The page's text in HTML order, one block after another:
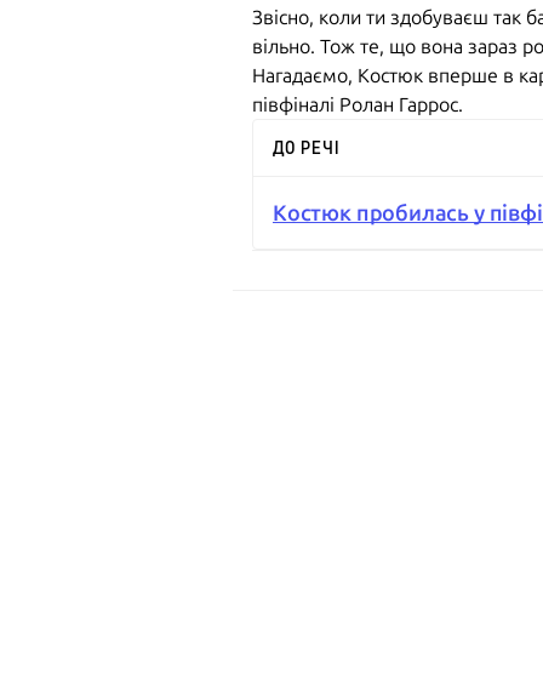
Звісно, коли ти здобуваєш так
вільно. Тож те, що вона зараз
Нагадаємо, Костюк вперше в
півфіналі Ролан Гаррос.
ДО РЕЧІ
Костюк пробилась у